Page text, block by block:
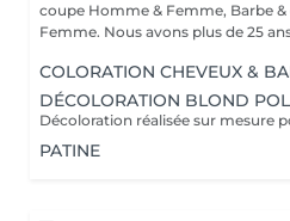
coupe Homme & Femme, Barbe
Femme. Nous avons plus de 25
COLORATION CHEVEUX &
DÉCOLORATION BLOND
PATINE